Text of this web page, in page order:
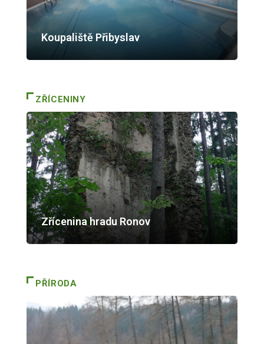
Koupaliště Přibyslav
ZŘÍCENINY
Zřícenina hradu Ronov
PŘÍRODA